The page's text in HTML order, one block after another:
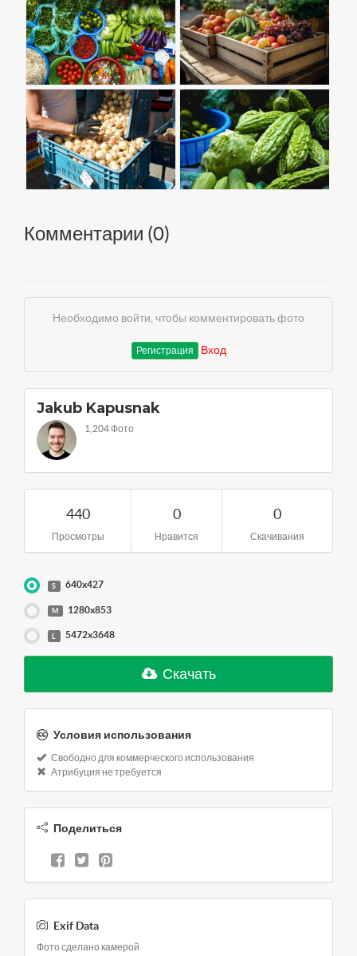
Комментарии (0)
Необходимо войти, чтобы комментировать фото
Регистрация Вход
Jakub Kapusnak
1,204 Фото
440
Просмотры
0
Нравится
0
Скачивания
S 640x427
M 1280x853
L 5472x3648
Скачать
Условия использования
Свободно для коммерческого использования
Атрибуция не требуется
Поделиться
Exif Data
Фото сделано камерой